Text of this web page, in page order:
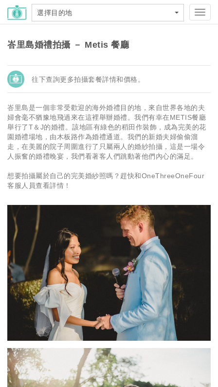
選擇目的地
峇里島婚禮拍攝 － Metis 餐廳
往下查詢更多拍攝套餐詳情和價格。
峇里島是一個非常受歡迎的海外婚禮目的地，來自世界各地的夫
婦會毫不猶豫地飛過來在這裡舉辦婚禮。我們有幸在METIS餐廳
舉行了T＆J的婚禮。該地區有綠色的稻田作裝飾，成為完美的花
園婚禮場地，由木板路作為婚禮通道。我們的新婚夫婦偷偷溜
走，在美麗的院子周圍進行了只屬兩人的婚紗拍攝，這是一場令
人振奮的婚禮晚宴，我們看著客人們跳動著他們內心的滿足。
想要拍攝屬於自己的完美婚紗照嗎？趕快和OneThreeOneFour
客服人員查看詳情！